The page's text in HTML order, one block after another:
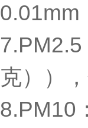
0.01mm
克））
8.PM10